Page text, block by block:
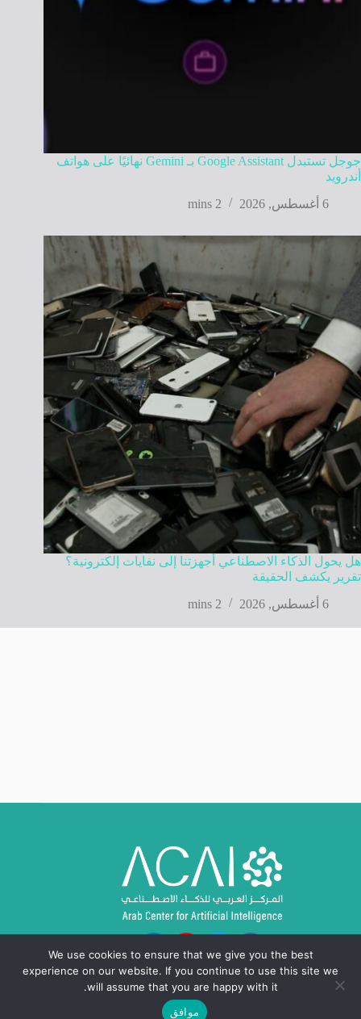
جوجل تستبدل Google Assistant بـ Gemini نهائيًا على هواتف
أندرويد
6 أغسطس, 2026
2 mins
هل يحول الذكاء الاصطناعي أجهزتنا إلى نفايات إلكترونية؟
تقرير يكشف الحقيقة
6 أغسطس, 2026
2 mins
حقوق النشر © 2024 - 2026، المركز العربي للذكاء
We use cookies to ensure that we give you the best
experience on our website. If you continue to use this site we
will assume that you are happy with it.
موافق